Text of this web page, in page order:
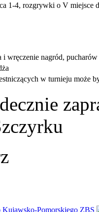
1-4, rozgrywki o V miejsce
i wręczenie nagród,
w turnieju może